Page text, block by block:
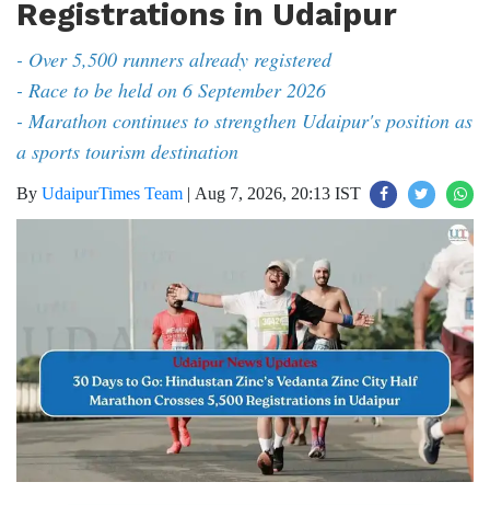
Registrations in Udaipur
- Over 5,500 runners already registered
- Race to be held on 6 September 2026
- Marathon continues to strengthen Udaipur's position as
a sports tourism destination
By UdaipurTimes Team | Aug 7, 2026, 20:13 IST